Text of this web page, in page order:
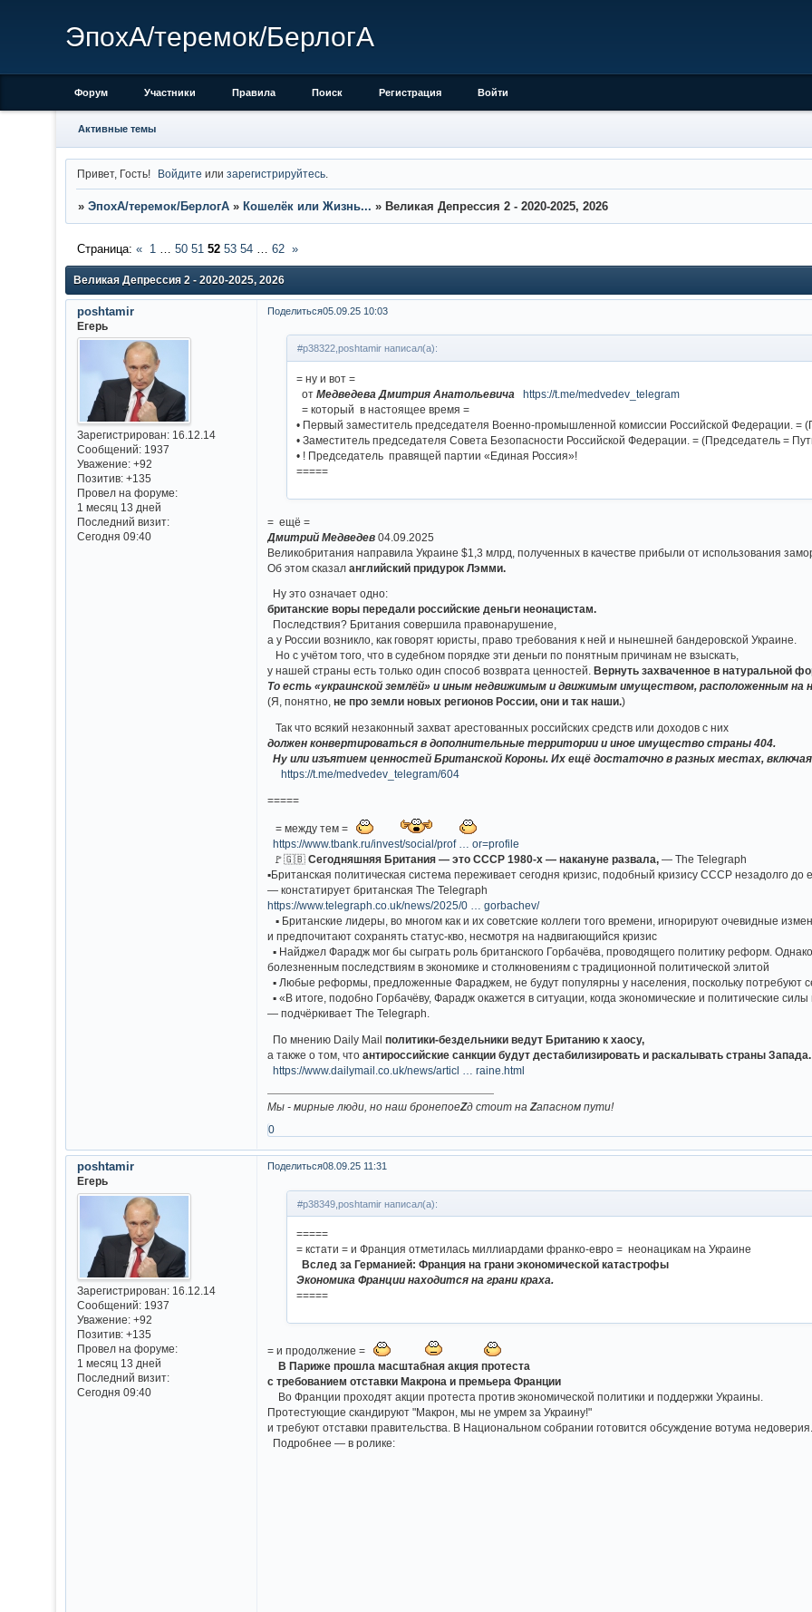
ЭпохА/теремок/БерлогА
Форум Участники Правила Поиск Регистрация Войти
Активные темы
Привет, Гость! Войдите илизарегистрируйтесь
» ЭпохА/теремок/БерлогА » Кошелёк или Жизнь... » Великая Депрессия 2 - 2020-2025, 2026
Великая Депрессия 2 - 2020-2025, 2026
Страница: « 1 … 50 51 52 53 54 … 62 »
Поделиться05.09.25 10:03
poshtamir
Егерь
Зарегистрирован: 16.12.14
Сообщений:1937
Уважение: +92
Позитив: +135
Провел на форуме:
1 месяц 13 дней
Последний визит:
Сегодня 09:40
#p38322,poshtamir написал(а):
= ну и вот =
отМедведева Дмитрия Анатольевича
https://t.me/medvedev_telegram
= который в настоящее время =
• Первый заместитель председателя Военно-промышленной комиссии Российской Федерации. =
• Заместитель председателя Совета Безопасности Российской Федерации. = (Председатель =
• ! Председатель правящей партии «Единая Россия»!
=====
= ещё =
Дмитрий Медведев04.09.2025
Великобритания направила Украине $1,3 млрд, полученных в качестве прибыли от использования
Об этом сказаланглийский придурок Лэмми.
Ну это означает одно:
британские воры передали российские деньги неонацистам.
Последствия? Британия совершила правонарушение,
а у России возникло, как говорят юристы, право требования к ней и нынешней бандеровской Украине.
Но с учётом того, что в судебном порядке эти деньги по понятным причинам не взыскать,
у нашей страны есть только один способ возврата ценностей.
Вернуть захваченное в натуральной
То есть «украинской землёй» и иным недвижимым и движимым имуществом, расположенным на
(Я, понятно, не про земли новых регионов России, они и так наши.)
Так что всякий незаконный захват арестованных российских средств или доходов с них
должен конвертироваться в дополнительные территории и иное имущество страны 404.
Ну или изъятием ценностей Британской Короны. Их ещё достаточно в разных местах,
https://t.me/medvedev_telegram/604
=====
= между тем =
https://www.tbank.ru/invest/social/prof … or=profile
🚩🇬🇧Сегодняшняя Британия — это СССР 1980-х — накануне развала, — The Telegraph
▪️Британская политическая система переживает сегодня кризис, подобный кризису СССР незадолго до
— констатирует британская The Telegraph
https://www.telegraph.co.uk/news/2025/0 … gorbachev/
▪️ Британские лидеры, во многом как и их советские коллеги того времени, игнорируют очевидные
и предпочитают сохранять статус-кво, несмотря на надвигающийся кризис
▪️ Найджел Фарадж мог бы сыграть роль британского Горбачёва, проводящего политику реформ.
болезненным последствиям в экономике и столкновениям с традиционной политической элитой
▪️ Любые реформы, предложенные Фараджем, не будут популярны у населения, поскольку потребуют
▪️ «В итоге, подобно Горбачёву, Фарадж окажется в ситуации, когда экономические и политические
— подчёркивает The Telegraph.
По мнению Daily Mailполитики-бездельники ведут Британию к хаосу,
а также о том, что антироссийские санкции будут дестабилизировать и раскалывать страны Запада.
https://www.dailymail.co.uk/news/articl … raine.html
Мы - мирные люди, но наш бронепоеZд стоит наZапасном пути!
0
Поделиться08.09.25 11:31
poshtamir
Егерь
Зарегистрирован: 16.12.14
Сообщений:1937
Уважение: +92
Позитив: +135
Провел на форуме:
1 месяц 13 дней
Последний визит:
Сегодня 09:40
#p38349,poshtamir написал(а):
=====
= кстати = и Франция отметилась миллиардами франко-евро = неонацикам на Украине
Вслед за Германией: Франция на грани экономической катастрофы
Экономика Франции находится на грани краха.
=====
= и продолжение =
В Париже прошла масштабная акция протеста
с требованием отставки Макрона и премьера Франции
Во Франции проходят акции протеста против экономической политики и поддержки Украины.
Протестующие скандируют "Макрон, мы не умрем за Украину!"
и требуют отставки правительства. В Национальном собрании готовится обсуждение вотума
Подробнее — в ролике: